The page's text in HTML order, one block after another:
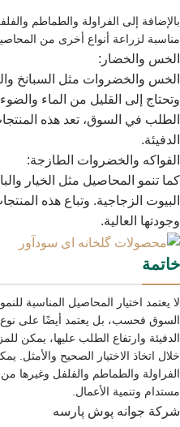
بالإضافة إلى الفراولة والطماطم
مناسبة لزراعة أنواع أخرى من
الخس والخضار:
الخس والخضروات مثل السبانخ
وتحتاج إلى القليل من الماء
الطلب في السوق، تعد هذه
الدفيئة.
الفواكه والخضروات الطازجة:
كما تنمو المحاصيل مثل الخيار
البيوت الزجاجية. وتباع هذه
وجودتها العالية.
خاتمة
لا يعتمد اختيار المحاصيل المناسبة
السوق فحسب، بل يعتمد أيضًا على نوع
الدفيئة وارتفاع الطلب عليها، يمكن
خلال اتخاذ الاختيار الصحيح والأمثل.
الفراولة والطماطم والفلفل وغيرها
مستدام وتنمية الأعمال.
شركة جوانه پوش پارسه